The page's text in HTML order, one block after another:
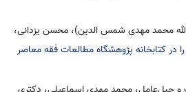
محمد مهدی شمس الدین)، محسن یزدانی،
در کتابخانه پژوهشگاه مطالعات فقه معاصر